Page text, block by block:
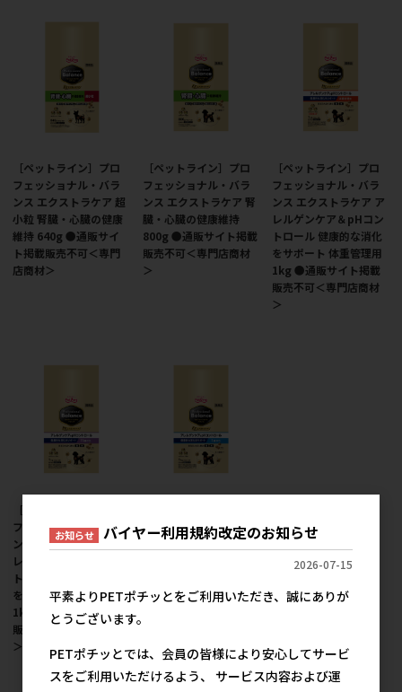
［ペットライン］プロ
フェッショナル・バラ
ンス エクストラケア 超
小粒 腎臓・心臓の健康
維持 640g ●通販サイ
ト掲載販売不可＜専門
店商材＞
［ペットライン］プロ
フェッショナル・バラ
ンス エクストラケア 腎
臓・心臓の健康維持
800g ●通販サイト掲載
販売不可＜専門店商材
＞
［ペットライン］プロ
フェッショナル・バラ
ンス エクストラケア ア
レルゲンケア＆pHコン
トロール 健康的な消化
をサポート 体重管理用
1kg ●通販サイト掲載
販売不可＜専門店商材
＞
［ペットライン］プロ
フェッショナル・バラ
ンス エクストラケア ア
レルゲンケア＆pHコン
トロール 健康的な消化
をサポート11歳から
1kg ●通販サイト掲載
販売不可＜専門店商材
＞
フェッショナル・バラ
ンス エクストラケア ア
をサポート 1歳から
＞
お知らせ バイヤー利用規約改定のお知らせ
2026-07-15
平素よりPETポチッとをご利用いただき、誠にありが
とうございます。
PETポチッとでは、会員の皆様により安心してサービ
スをご利用いただけるよう、 サービス内容および運